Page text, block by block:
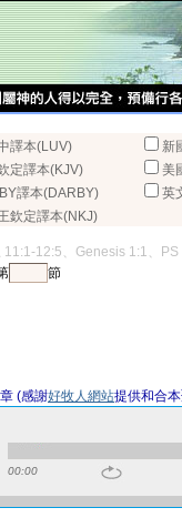
譯本(LUV)
新
定譯本(KJV)
美
譯本(DARBY)
英
欽定譯本(NKJ)
11:1-12:5、Genesis 1:1、
節
(感謝好牧人網站提供和合
00:00